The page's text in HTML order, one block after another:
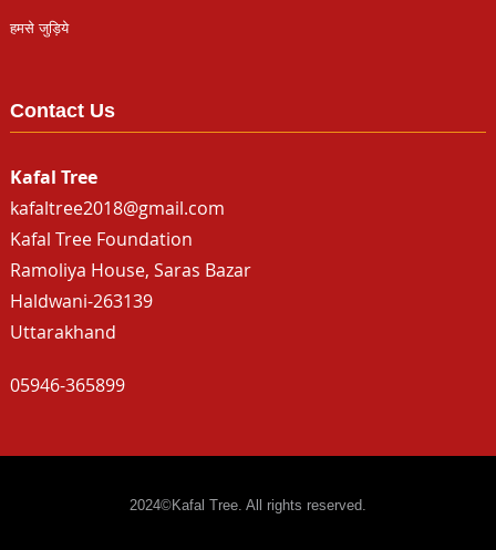
हमसे जुड़िये
Contact Us
Kafal Tree
kafaltree2018@gmail.com
Kafal Tree Foundation
Ramoliya House, Saras Bazar
Haldwani-263139
Uttarakhand
05946-365899
2024©Kafal Tree. All rights reserved.